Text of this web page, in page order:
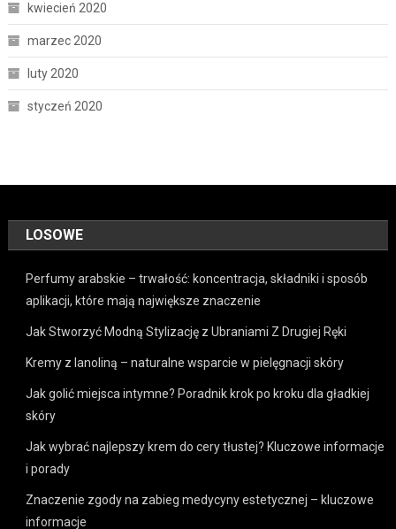
kwiecień 2020
marzec 2020
luty 2020
styczeń 2020
LOSOWE
Perfumy arabskie – trwałość: koncentracja, składniki i sposób
aplikacji, które mają największe znaczenie
Jak Stworzyć Modną Stylizację z Ubraniami Z Drugiej Ręki
Kremy z lanoliną – naturalne wsparcie w pielęgnacji skóry
Jak golić miejsca intymne? Poradnik krok po kroku dla gładkiej
skóry
Jak wybrać najlepszy krem do cery tłustej? Kluczowe informacje
i porady
Znaczenie zgody na zabieg medycyny estetycznej – kluczowe
informacje